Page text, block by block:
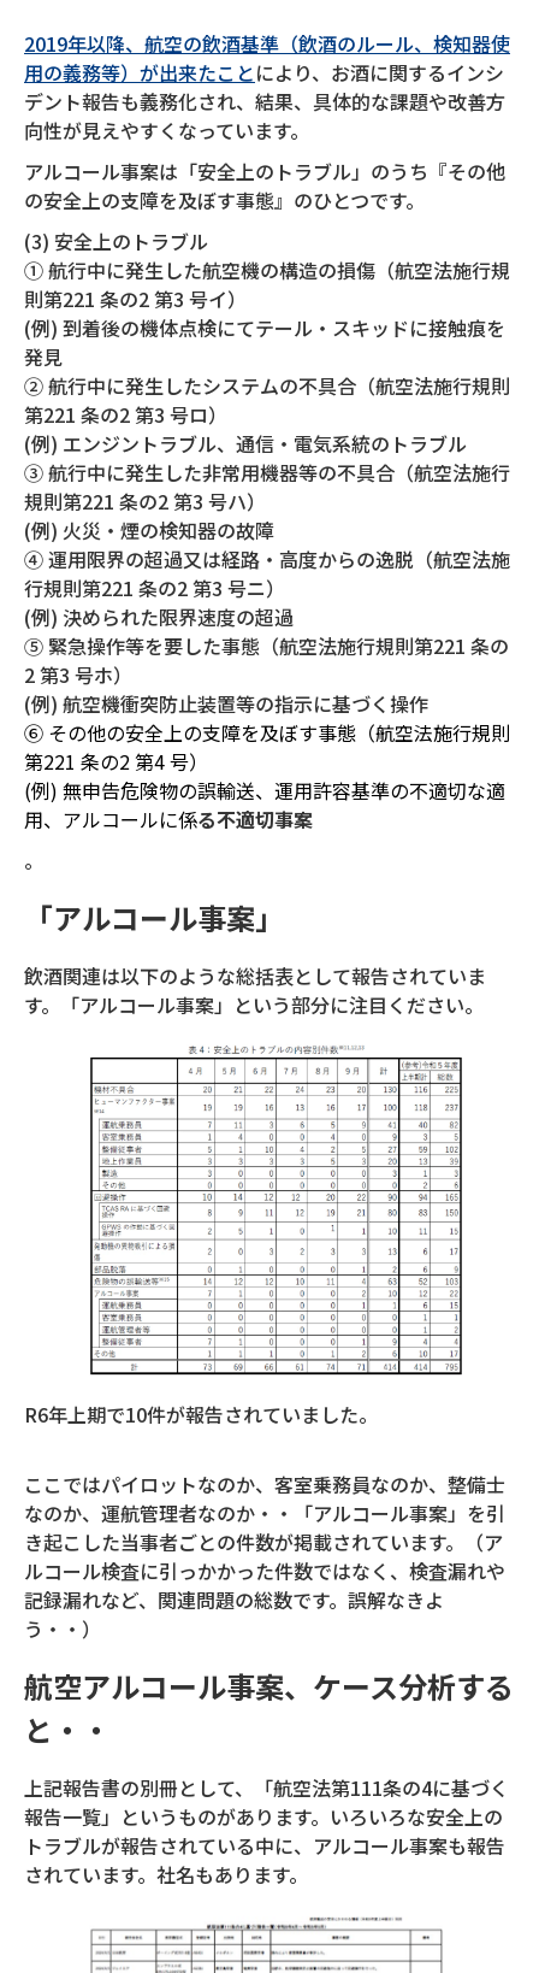
2019年以降、航空の飲酒基準（飲酒のルール、検知器使
用の義務等）が出来たことにより、お酒に関するインシ
デント報告も義務化され、結果、具体的な課題や改善方
向性が見えやすくなっています。
アルコール事案は「安全上のトラブル」のうち『その他
の安全上の支障を及ぼす事態』のひとつです。
(3) 安全上のトラブル
① 航行中に発生した航空機の構造の損傷（航空法施行規
則第221 条の2 第3 号イ）
(例) 到着後の機体点検にてテール・スキッドに接触痕を
発見
② 航行中に発生したシステムの不具合（航空法施行規則
第221 条の2 第3 号ロ）
(例) エンジントラブル、通信・電気系統のトラブル
③ 航行中に発生した非常用機器等の不具合（航空法施行
規則第221 条の2 第3 号ハ）
(例) 火災・煙の検知器の故障
④ 運用限界の超過又は経路・高度からの逸脱（航空法施
行規則第221 条の2 第3 号ニ）
(例) 決められた限界速度の超過
⑤ 緊急操作等を要した事態（航空法施行規則第221 条の
2 第3 号ホ）
(例) 航空機衝突防止装置等の指示に基づく操作
⑥ その他の安全上の支障を及ぼす事態（航空法施行規則
第221 条の2 第4 号）
(例) 無申告危険物の誤輸送、運用許容基準の不適切な適
用、アルコールに係る不適切事案
。
「アルコール事案」
飲酒関連は以下のような総括表として報告されていま
す。「アルコール事案」という部分に注目ください。
R6年上期で10件が報告されていました。
ここではパイロットなのか、客室乗務員なのか、整備士
なのか、運航管理者なのか・・「アルコール事案」を引
き起こした当事者ごとの件数が掲載されています。（ア
ルコール検査に引っかかった件数ではなく、検査漏れや
記録漏れなど、関連問題の総数です。誤解なきよ
う・・）
航空アルコール事案、ケース分析する
と・・
上記報告書の別冊として、「航空法第111条の4に基づく
報告一覧」というものがあります。いろいろな安全上の
トラブルが報告されている中に、アルコール事案も報告
されています。社名もあります。